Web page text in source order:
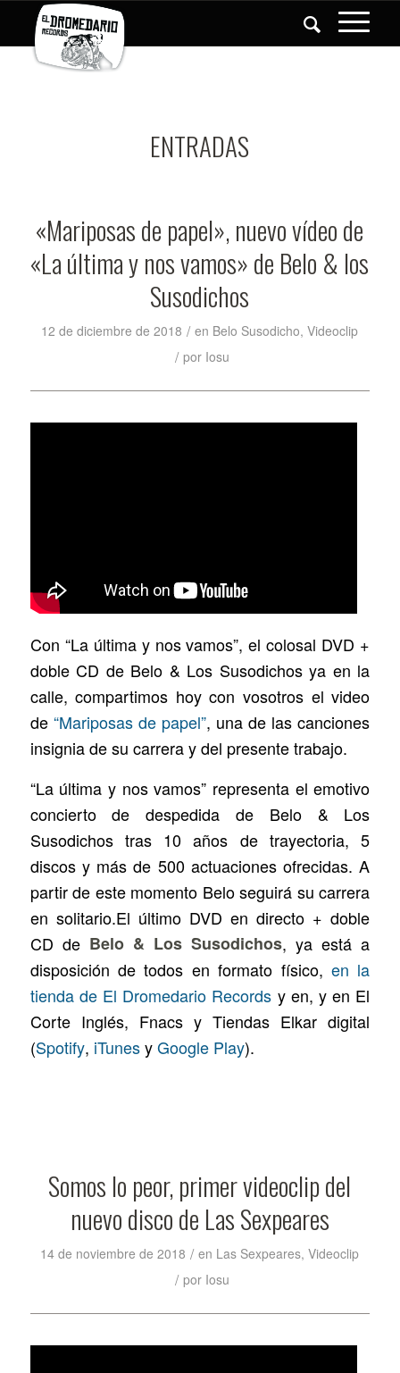
ENTRADAS
«Mariposas de papel», nuevo vídeo de
«La última y nos vamos» de Belo & los
Susodichos
12 de diciembre de 2018 / en Belo Susodicho,Videoclip
/ por Iosu
Con “La última y nos vamos”, el colosal DVD +
doble CD de Belo & Los Susodichos ya en la
calle, compartimos hoy con vosotros el video
de “Mariposas de papel”, una de las canciones
insignia de su carrera y del presente trabajo.
“La última y nos vamos” representa el emotivo
concierto de despedida de Belo & Los
Susodichos tras 10 años de trayectoria, 5
discos y más de 500 actuaciones ofrecidas. A
partir de este momento Belo seguirá su carrera
en solitario.El último DVD en directo + doble
CD de Belo & Los Susodichos, ya está a
disposición de todos en formato físico, en la
tienda de El Dromedario Records y en, y en El
Corte Inglés, Fnacs y Tiendas Elkar digital
(Spotify, iTunesyGoogle Play).
Somos lo peor, primer videoclip del
nuevo disco de Las Sexpeares
14 de noviembre de 2018 / en Las Sexpeares,Videoclip
/ por Iosu